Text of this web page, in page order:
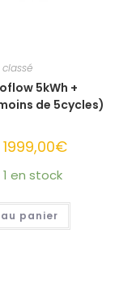
5kWh +
de 5cycles)
Le
prix
initial
était :
1999,00€Le
en stock
panier